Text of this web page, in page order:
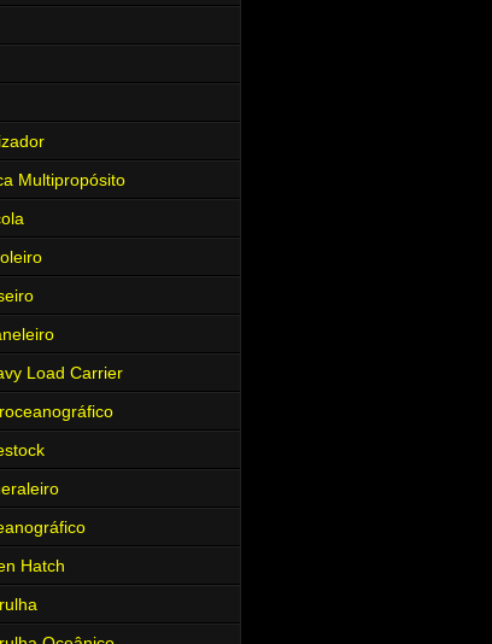
Multipropósito
Load Carrier
Hatch